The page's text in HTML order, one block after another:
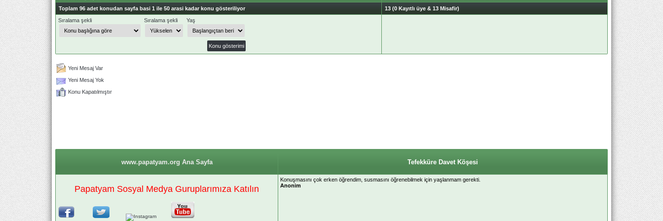
Toplam 96 adet konudan sayfa basi 1 ile 50 arasi kadar konu gösteriliyor
13 (0 Kayıtlı üye & 13 Misafir)
Sıralama şekli
Sıralama şekli Yaş
Yeni Mesaj Var
Yeni Mesaj Yok
Konu Kapatılmıştır
www.papatyam.org Ana Sayfa Tefekküre Davet Köşesi
Papatyam Sosyal Medya Guruplarımıza Katılın
Konuşmasını çok erken öğrendim, susmasını öğrenebilmek için yaşlanmam gerekti.
Anonim